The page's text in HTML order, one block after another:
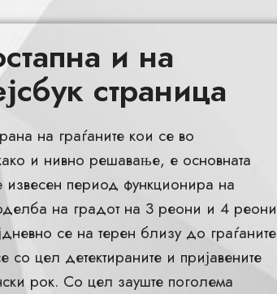
и на
страница
на граѓаните кои се во
и нивно решавање, е основната
извесен период функционира на
на градот на 3 реони и 4 реони
се на терен близу до граѓаните
со цел детектираните и пријавените
рок. Со цел зауште поголема